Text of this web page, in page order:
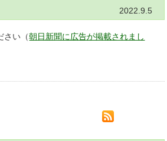
2022.9.5
さい（朝日新聞に広告が掲載されまし